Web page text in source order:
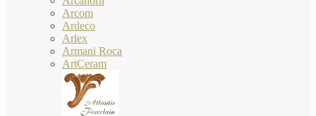
Arcom
Ardeco
Arlex
Armani Roca
ArtCeram